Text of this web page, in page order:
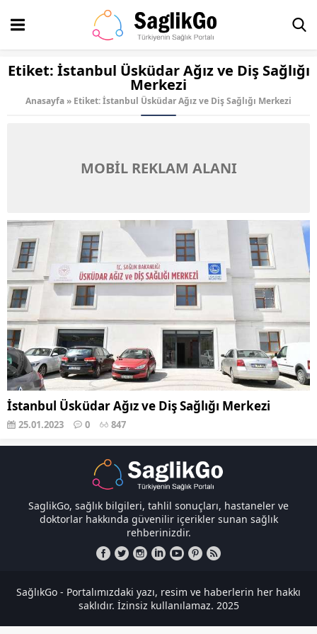
Etiket: İstanbul Üsküdar Ağız ve Diş Sağlığı
Merkezi
Anasayfa» Etiket: İstanbul Üsküdar Ağız ve Diş Sağlığı Merkezi
MOBİL REKLAM ALANI
İstanbul Üsküdar Ağız ve Diş Sağlığı Merkezi
25.01.2023 0 847
SaglikGo, sağlık bilgileri, tahlil sonuçları, hastaneler ve
doktorlar hakkında güvenilir içerikler sunan sağlık
rehberinizdir.
SağlıkGo - Portalımızdaki yazı, resim ve haberlerin her hakkı
saklıdır. İzinsiz kullanılamaz. 2025